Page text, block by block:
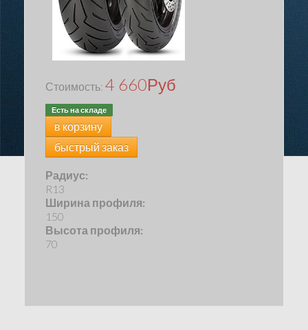
Стоимость: 4 660Руб
Есть на складе
в корзину
быстрый заказ
Радиус:
R13
Ширина профиля:
150
Высота профиля:
70